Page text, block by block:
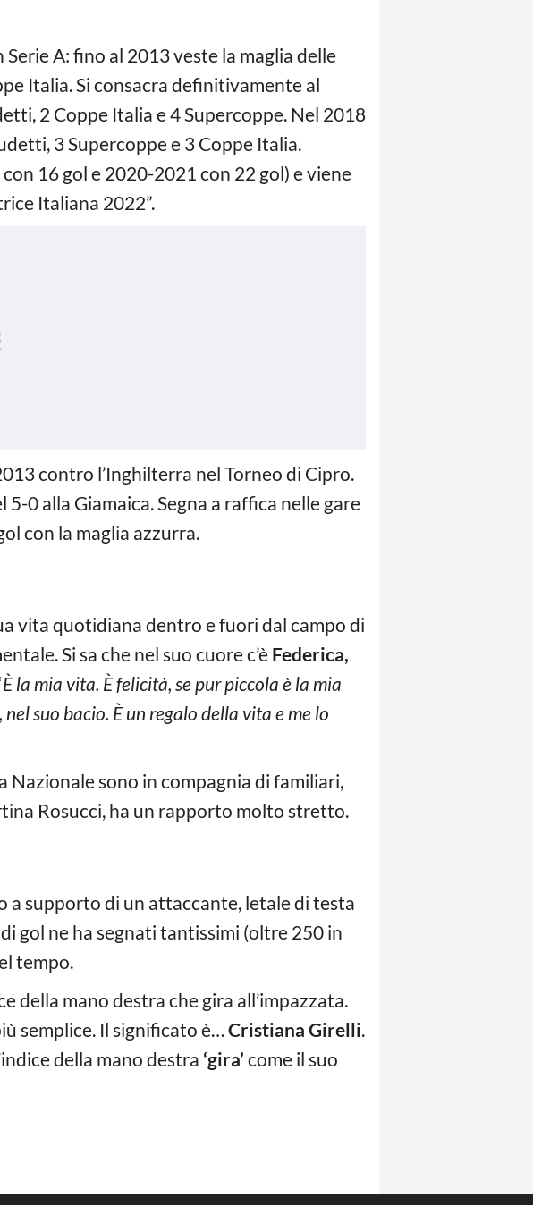
A: fino al 2013 veste la maglia delle
Italia. Si consacra definitivamente al
2 Coppe Italia e 4 Supercoppe. Nel 2018
3 Supercoppe e 3 Coppe Italia.
16 gol e 2020-2021 con 22 gol) e viene
Italiana 2022”.
contro l’Inghilterra nel Torneo di Cipro.
0 alla Giamaica. Segna a raffica nelle gare
con la maglia azzurra.
vita quotidiana dentro e fuori dal campo di
Si sa che nel suo cuore c’è Federica,
È la mia vita. È felicità, se pur piccola è la mia
suo bacio. È un regalo della vita e me lo
Nazionale sono in compagnia di familiari,
Rosucci, ha un rapporto molto stretto.
a supporto di un attaccante, letale di testa
gol ne ha segnati tantissimi (oltre 250 in
tempo.
della mano destra che gira all’impazzata.
semplice. Il significato è…Cristiana Girelli.
della mano destra ‘gira’ come il suo